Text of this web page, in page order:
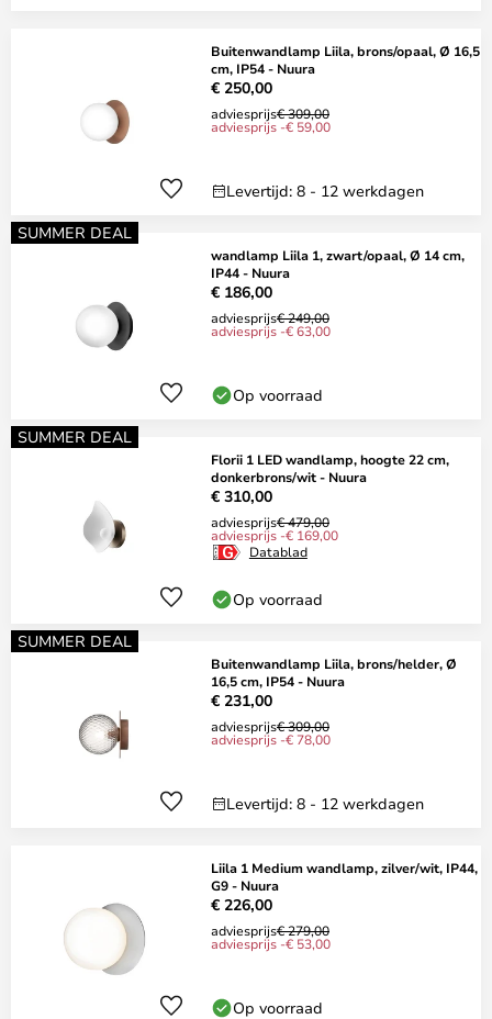
Buitenwandlamp Liila, brons/opaal, Ø 16,5
cm, IP54 - Nuura
€ 250,00
adviesprijs€ 309,00
adviesprijs -€ 59,00
Levertijd: 8 - 12 werkdagen
SUMMER DEAL
wandlamp Liila 1, zwart/opaal, Ø 14 cm,
IP44 - Nuura
€ 186,00
adviesprijs€ 249,00
adviesprijs -€ 63,00
Op voorraad
SUMMER DEAL
Florii 1 LED wandlamp, hoogte 22 cm,
donkerbrons/wit - Nuura
€ 310,00
adviesprijs€ 479,00
adviesprijs -€ 169,00
Datablad
Op voorraad
SUMMER DEAL
Buitenwandlamp Liila, brons/helder, Ø
16,5 cm, IP54 - Nuura
€ 231,00
adviesprijs€ 309,00
adviesprijs -€ 78,00
Levertijd: 8 - 12 werkdagen
Liila 1 Medium wandlamp, zilver/wit, IP44,
G9 - Nuura
€ 226,00
adviesprijs€ 279,00
adviesprijs -€ 53,00
Op voorraad